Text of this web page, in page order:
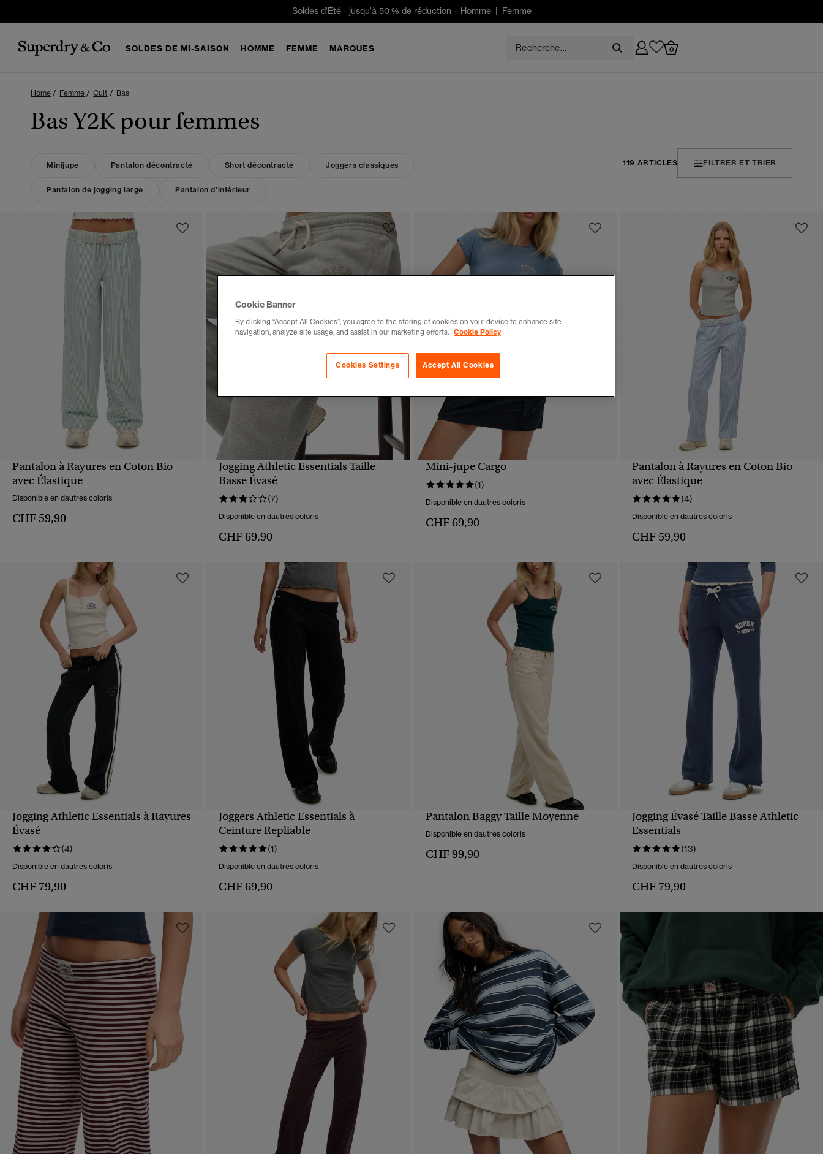
Soldes d'Été -jusqu'à 50 % de réduction - Homme| Femme
SOLDES DE MI-SAISON HOMME FEMME MARQUES 0
Home Femme Cult Bas
Bas Y2K pour femmes
Minijupe Pantalon décontracté Short décontracté Joggers classiques
Pantalon de jogging large Pantalon d'intérieur
119 ARTICLES FILTRER ET TRIER
APERÇU RAPIDE
Pantalon à Rayures en Coton Bio
avec Élastique
Disponible en dautres coloris
CHF 59,90
APERÇU RAPIDE
Jogging Athletic Essentials Taille
Basse Évasé
(7)
Disponible en dautres coloris
CHF 69,90
APERÇU RAPIDE
Mini-jupe Cargo
(1)
Disponible en dautres coloris
CHF 69,90
APERÇU RAPIDE
Pantalon à Rayures en Coton Bio
avec Élastique
(4)
Disponible en dautres coloris
CHF 59,90
Jogging Athletic Essentials à Rayures
Évasé
(4)
Disponible en dautres coloris
CHF 79,90
APERÇU RAPIDE
Joggers Athletic Essentials à
Ceinture Repliable
(1)
Disponible en dautres coloris
CHF 69,90
APERÇU RAPIDE
Pantalon Baggy Taille Moyenne
Disponible en dautres coloris
CHF 99,90
Jogging Évasé Taille Basse Athletic
Essentials
(13)
Disponible en dautres coloris
CHF 79,90
Cookie Banner
By clicking “Accept All Cookies”, you agree to the storing of cookies on your device to enhance site
navigation, analyze site usage, and assist in our marketing efforts. Cookie Policy
Accept All Cookies
Cookies Settings